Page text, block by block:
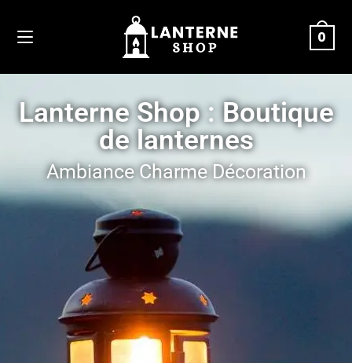
0
Lanterne Shop : Boutique
de lanternes
Ambiance Charme Décoration